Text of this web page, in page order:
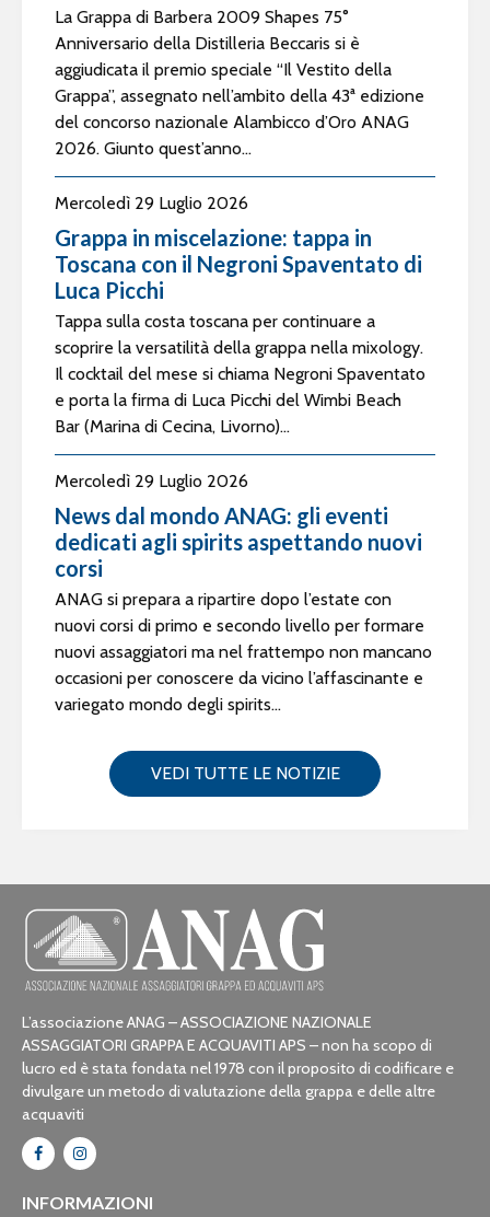
La Grappa di Barbera 2009 Shapes 75°
Anniversario della Distilleria Beccaris si è
aggiudicata il premio speciale “Il Vestito della
Grappa”, assegnato nell’ambito della 43ª edizione
del concorso nazionale Alambicco d’Oro ANAG
2026. Giunto quest’anno...
Mercoledì 29 Luglio 2026
Grappa in miscelazione: tappa in
Toscana con il Negroni Spaventato di
Luca Picchi
Tappa sulla costa toscana per continuare a
scoprire la versatilità della grappa nella mixology.
Il cocktail del mese si chiama Negroni Spaventato
e porta la firma di Luca Picchi del Wimbi Beach
Bar (Marina di Cecina, Livorno)...
Mercoledì 29 Luglio 2026
News dal mondo ANAG: gli eventi
dedicati agli spirits aspettando nuovi
corsi
ANAG si prepara a ripartire dopo l’estate con
nuovi corsi di primo e secondo livello per formare
nuovi assaggiatori ma nel frattempo non mancano
occasioni per conoscere da vicino l’affascinante e
variegato mondo degli spirits...
VEDI TUTTE LE NOTIZIE
L’associazione ANAG – ASSOCIAZIONE NAZIONALE
ASSAGGIATORI GRAPPA E ACQUAVITI APS – non ha scopo di
lucro ed è stata fondata nel 1978 con il proposito di codificare e
divulgare un metodo di valutazione della grappa e delle altre
acquaviti
INFORMAZIONI